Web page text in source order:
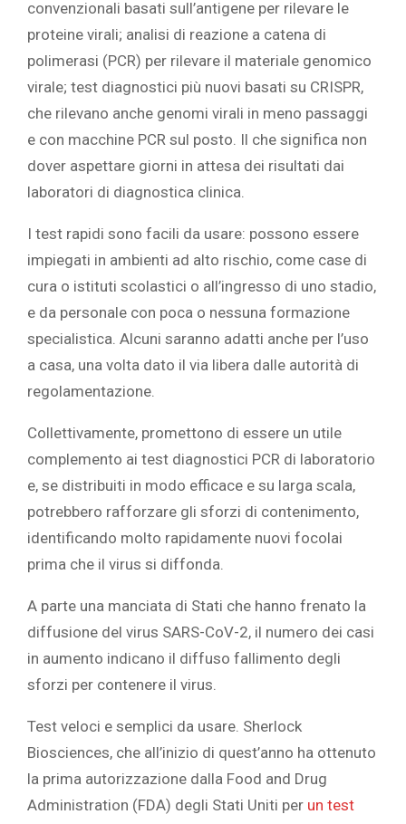
convenzionali basati sull’antigene per rilevare le
proteine virali; analisi di reazione a catena di
polimerasi (PCR) per rilevare il materiale genomico
virale; test diagnostici più nuovi basati su CRISPR,
che rilevano anche genomi virali in meno passaggi
e con macchine PCR sul posto. Il che significa non
dover aspettare giorni in attesa dei risultati dai
laboratori di diagnostica clinica.
I test rapidi sono facili da usare: possono essere
impiegati in ambienti ad alto rischio, come case di
cura o istituti scolastici o all’ingresso di uno stadio,
e da personale con poca o nessuna formazione
specialistica. Alcuni saranno adatti anche per l’uso
a casa, una volta dato il via libera dalle autorità di
regolamentazione.
Collettivamente, promettono di essere un utile
complemento ai test diagnostici PCR di laboratorio
e, se distribuiti in modo efficace e su larga scala,
potrebbero rafforzare gli sforzi di contenimento,
identificando molto rapidamente nuovi focolai
prima che il virus si diffonda.
A parte una manciata di Stati che hanno frenato la
diffusione del virus SARS-CoV-2, il numero dei casi
in aumento indicano il diffuso fallimento degli
sforzi per contenere il virus.
Test veloci e semplici da usare. Sherlock
Biosciences, che all’inizio di quest’anno ha ottenuto
la prima autorizzazione dalla Food and Drug
Administration (FDA) degli Stati Uniti per un test